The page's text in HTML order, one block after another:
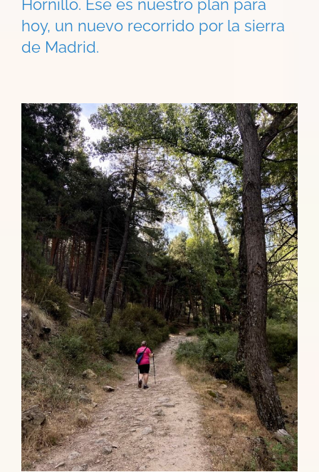
Hornillo. Ese es nuestro plan para
hoy, un nuevo recorrido por la sierra
de Madrid.